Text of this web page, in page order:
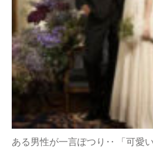
ある男性が一言ぽつり‥ 「可愛